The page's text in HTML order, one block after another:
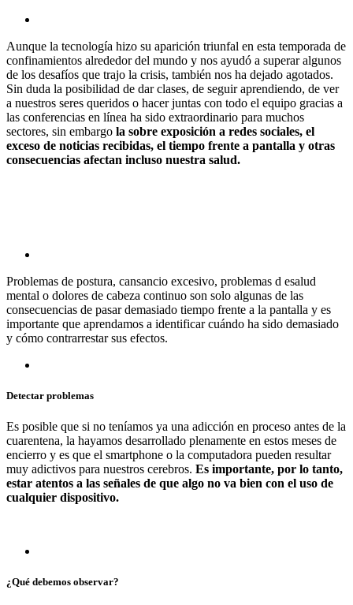
Aunque la tecnología hizo su aparición triunfal en esta temporada de
confinamientos alrededor del mundo y nos ayudó a superar algunos
de los desafíos que trajo la crisis, también nos ha dejado agotados.
Sin duda la posibilidad de dar clases, de seguir aprendiendo, de ver
a nuestros seres queridos o hacer juntas con todo el equipo gracias a
las conferencias en línea ha sido extraordinario para muchos
sectores, sin embargo la sobre exposición a redes sociales, el
exceso de noticias recibidas, el tiempo frente a pantalla y otras
consecuencias afectan incluso nuestra salud.
Problemas de postura, cansancio excesivo, problemas d esalud
mental o dolores de cabeza continuo son solo algunas de las
consecuencias de pasar demasiado tiempo frente a la pantalla y es
importante que aprendamos a identificar cuándo ha sido demasiado
y cómo contrarrestar sus efectos.
Detectar problemas
Es posible que si no teníamos ya una adicción en proceso antes de la
cuarentena, la hayamos desarrollado plenamente en estos meses de
encierro y es que el smartphone o la computadora pueden resultar
muy adictivos para nuestros cerebros. Es importante, por lo tanto,
estar atentos a las señales de que algo no va bien con el uso de
cualquier dispositivo.
¿Qué debemos observar?